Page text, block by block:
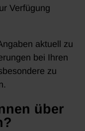
Verfügung
aktuell zu
bei Ihren
zu
über